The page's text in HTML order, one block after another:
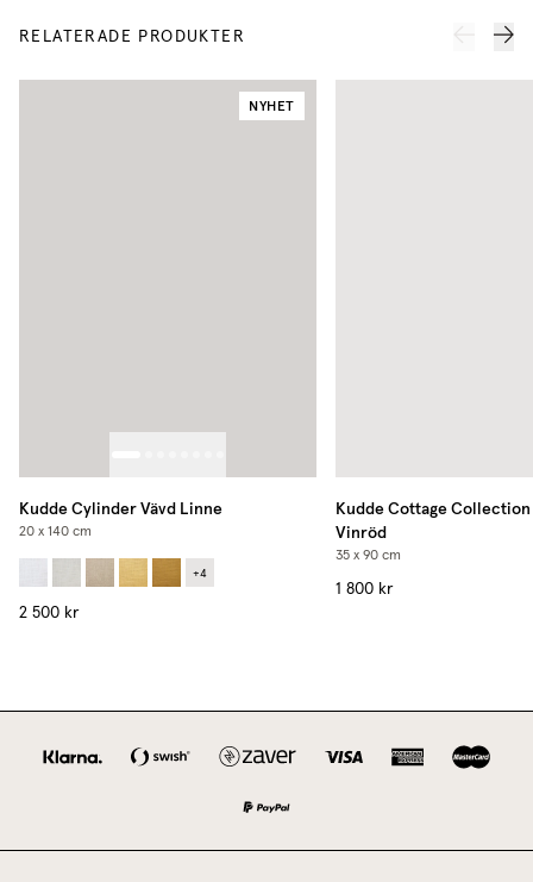
RELATERADE PRODUKTER
NYHET
Kudde Cylinder Vävd Linne
20 x 140 cm
+4
2 500 kr
Kudde Cottage Collection
Vinröd
35 x 90 cm
1 800 kr